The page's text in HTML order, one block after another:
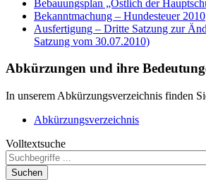
Bebauungsplan „Östlich der
Bekanntmachung – Hundesteuer 2010
Ausfertigung – Dritte Satzung zur
Satzung vom 30.07.2010)
Abkürzungen und ihre
In unserem Abkürzungsverzeichnis finden
Abkürzungsverzeichnis
Volltextsuche
Suchen